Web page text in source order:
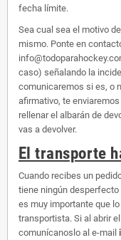
fecha límite.
Sea cual sea el motivo
mismo. Ponte en
caso) señalando la
comunicaremos si es, o
afirmativo, te
rellenar el albarán de
vas a devolver.
El transporte
Cuando recibes un
tiene ningún
es muy importante que
transportista. Si al abrir
comunícanoslo al e-mail